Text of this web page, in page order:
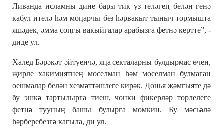
Ливанда исламны дине бары тик үз теләгең белән генә
кабул ителә һәм моңарчы без һәрвакыт тыныч тормышта
яшәдек, әмма соңгы вакыйгалар арабызга фетнә кертте”, -
диде ул.
Халед Бәрәкәт әйтүенчә, яңа секталарны булдырмас өчен,
җирле хакимиятнең мөселман һәм мөселман булмаган
оешмалар белән хезмәттәшлеге кирәк. Дөнья җәмгыяте дә
бу эшкә тартылырга тиеш, чөнки фикерләр төрлелеге
фетнә тууның башы булырга мөмкин. Бу мәсьәлә
һәрберебезгә кагыла, ди ул.